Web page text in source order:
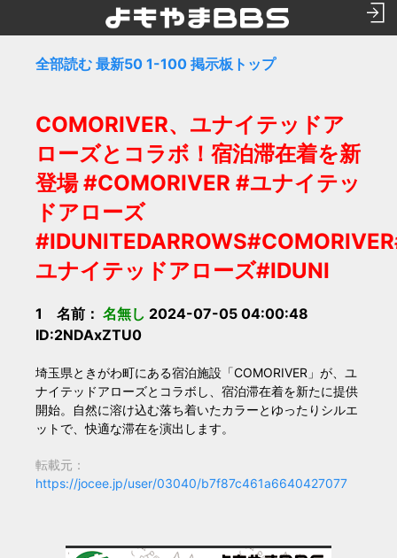
全部読む 最新50 1-100 掲示板トップ
COMORIVER、ユナイテッドア
ローズとコラボ！宿泊滞在着を新
登場 #COMORIVER #ユナイテッ
ドアローズ
ユナイテッドアローズ#IDUNI
1 名前： 名無し 2024-07-05 04:00:48
ID:2NDAxZTU0
埼玉県ときがわ町にある宿泊施設「COMORIVER」が、ユ
ナイテッドアローズとコラボし、宿泊滞在着を新たに提供
開始。自然に溶け込む落ち着いたカラーとゆったりシルエ
ットで、快適な滞在を演出します。
転載元：
https://jocee.jp/user/03040/b7f87c461a6640427077